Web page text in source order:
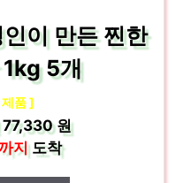
이 만든 찐한
5개
품 ]
77,330 원
지도착